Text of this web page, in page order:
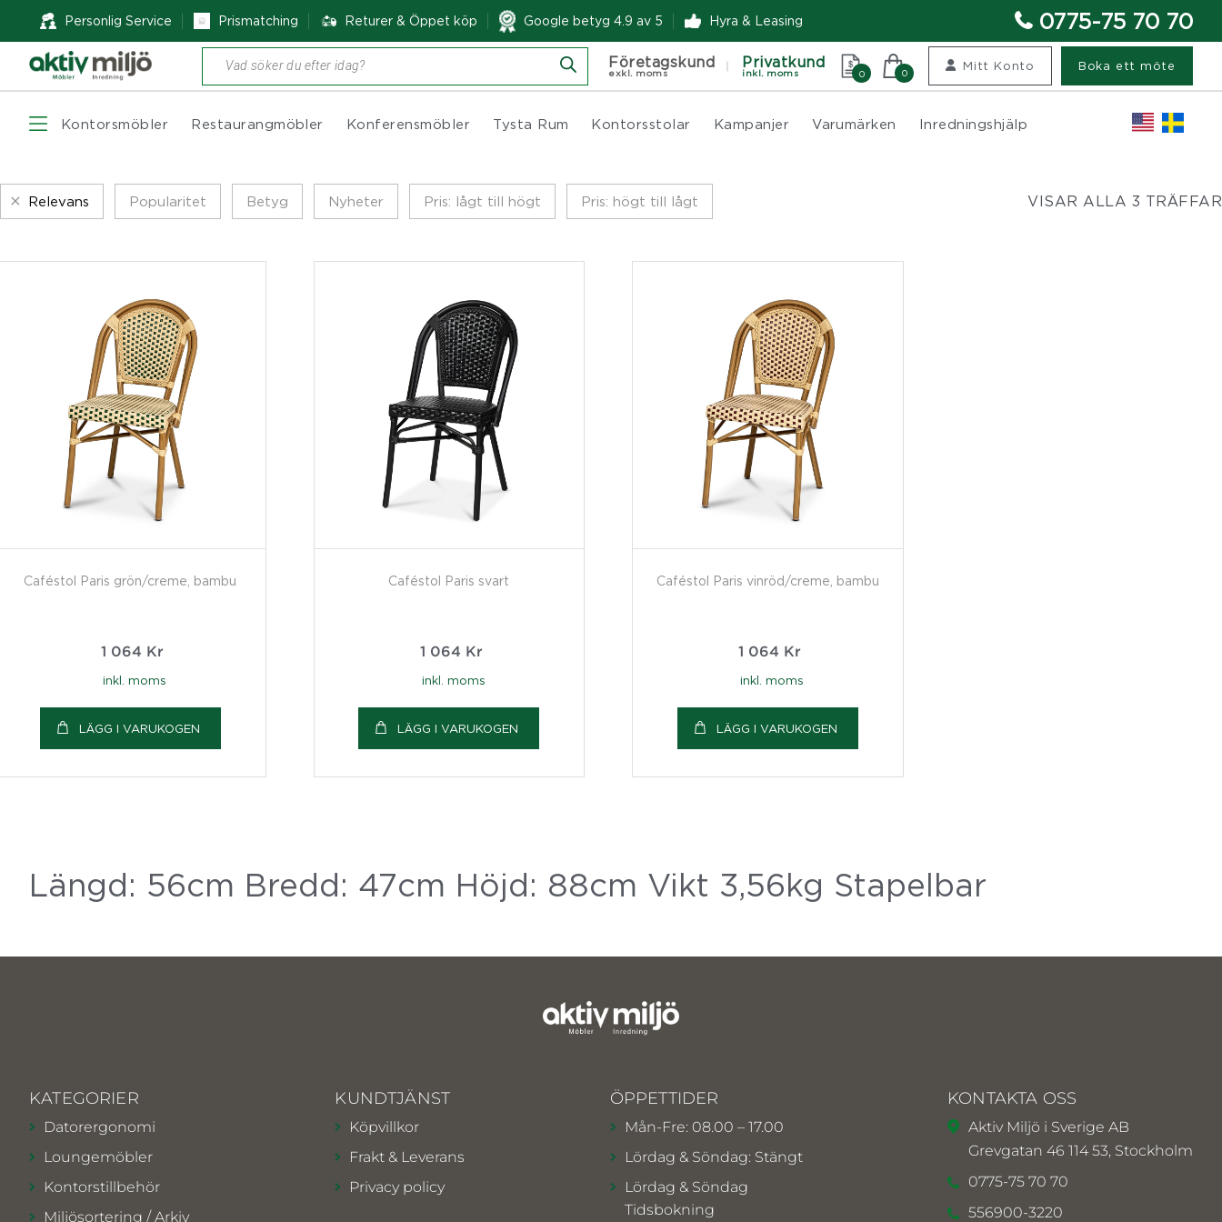
Personlig Service Prismatching Returer & Öppet köp Google betyg 4.9 av 5 Hyra & Leasing 0775-75 70 70
Produktsökning Företagskund
exkl. moms
Privatkund
inkl. moms 0 0
Mitt Konto Boka ett möte
Kontorsmöbler Restaurangmöbler Konferensmöbler Tysta Rum Kontorsstolar Kampanjer Varumärken Inredningshjälp
Relevans Popularitet Betyg Nyheter Pris: lågt till högt Pris: högt till lågt VISAR ALLA 3 TRÄFFAR
Caféstol Paris grön/creme, bambu
1 064 Kr
inkl. moms
LÄGG I VARUKOGEN
Caféstol Paris svart
1 064 Kr
inkl. moms
LÄGG I VARUKOGEN
Caféstol Paris vinröd/creme, bambu
1 064 Kr
inkl. moms
LÄGG I VARUKOGEN
Längd: 56cm Bredd: 47cm Höjd: 88cm Vikt 3,56kg Stapelbar
KATEGORIER
Datorergonomi
Loungemöbler
Kontorstillbehör
Miljösortering / Arkiv
KUNDTJÄNST
Köpvillkor
Frakt & Leverans
Privacy policy
ÖPPETTIDER
Mån-Fre: 08.00 – 17.00
Lördag & Söndag: Stängt
Lördag & Söndag
Tidsbokning
KONTAKTA OSS
Aktiv Miljö i Sverige AB
Grevgatan 46 114 53, Stockholm
0775-75 70 70
556900-3220